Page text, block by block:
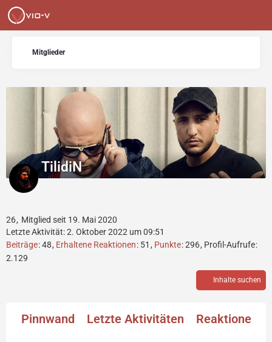
Mitglieder
TilidiN
26
Mitglied seit 19. Mai 2020
Letzte Aktivität:2. Oktober 2022 um 09:51
Beiträge 48 Erhaltene Reaktionen 51 Punkte 296 Profil-Aufrufe
2.129
Inhalte suchen
Pinnwand Letzte Aktivitäten Reaktionen